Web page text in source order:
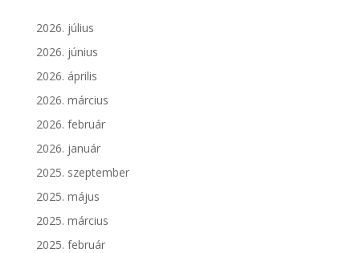
2026. július
2026. június
2026. április
2026. március
2026. február
2026. január
2025. szeptember
2025. május
2025. március
2025. február